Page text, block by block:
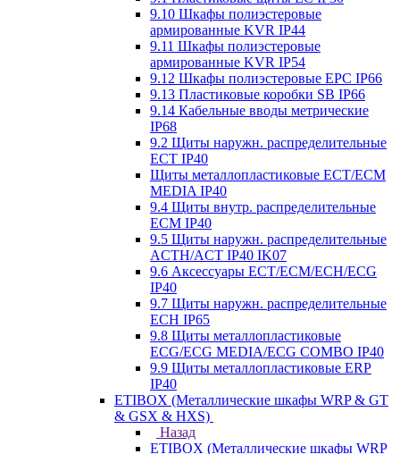
9.10 Шкафы полиэстеровые
армированные KVR IP44
9.11 Шкафы полиэстеровые
армированные KVR IP54
9.12 Шкафы полиэстеровые EPC IP66
9.13 Пластиковые коробки SB IP66
9.14 Кабельные вводы метрические
IP68
9.2 Щиты наружн. распределительные
ECT IP40
Щиты металлопластиковые ECT/ECM
MEDIA IP40
9.4 Щиты внутр. распределительные
ECМ IP40
9.5 Щиты наружн. распределительные
ACTH/ACT IP40 IK07
9.6 Аксессуары ECT/ECM/ECH/ECG
IP40
9.7 Щиты наружн. распределительные
ECH IP65
9.8 Щиты металлопластиковые
ECG/ECG MEDIA/ECG COMBO IP40
9.9 Щиты металлопластиковые ERP
IP40
ETIBOX (Металлические шкафы WRP & GT
& GSX & HXS)
Назад
ETIBOX (Металлические шкафы WRP